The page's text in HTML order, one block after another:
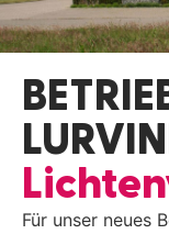
Für unser neues